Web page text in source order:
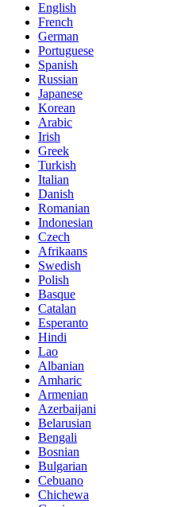
English
French
German
Portuguese
Spanish
Russian
Japanese
Korean
Arabic
Irish
Greek
Turkish
Italian
Danish
Romanian
Indonesian
Czech
Afrikaans
Swedish
Polish
Basque
Catalan
Esperanto
Hindi
Lao
Albanian
Amharic
Armenian
Azerbaijani
Belarusian
Bengali
Bosnian
Bulgarian
Cebuano
Chichewa